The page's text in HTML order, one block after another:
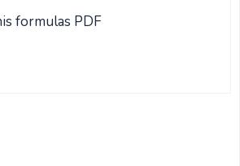
formulas PDF